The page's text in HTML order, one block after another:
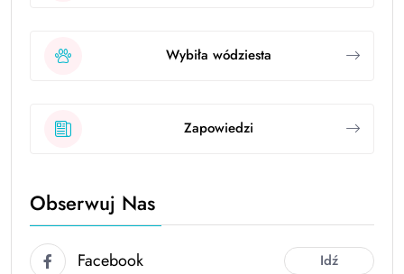
Wybiła wódziesta
Zapowiedzi
Obserwuj Nas
Facebook Idź